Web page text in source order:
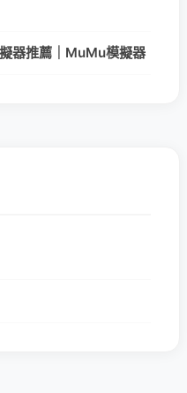
器推薦｜MuMu模擬器